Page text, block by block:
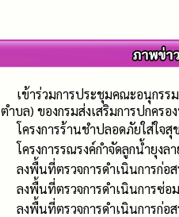
เข้าร่วมการประชุมคณะอนุกรร
ตำบล) ของกรมส่งเสริมการปกคร
โครงการร้านชำปลอดภัยใส่ใจ
โครงการรณรงค์กำจัดลูกน้ำยุง
ลงพื้นที่ตรวจการดำเนินการก่อ
ลงพื้นที่ตรวจการดำเนินการซ่
ลงพื้นที่ตรวจการดำเนินการก่